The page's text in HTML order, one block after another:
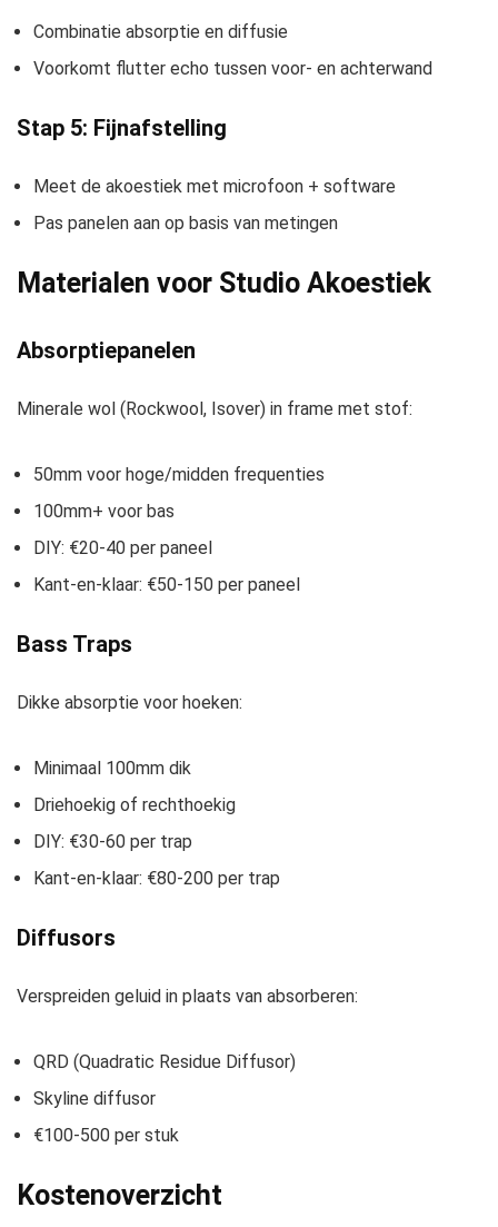
Combinatie absorptie en diffusie
Voorkomt flutter echo tussen voor- en achterwand
Stap 5: Fijnafstelling
Meet de akoestiek met microfoon + software
Pas panelen aan op basis van metingen
Materialen voor Studio Akoestiek
Absorptiepanelen
Minerale wol (Rockwool, Isover) in frame met stof:
50mm voor hoge/midden frequenties
100mm+ voor bas
DIY: €20-40 per paneel
Kant-en-klaar: €50-150 per paneel
Bass Traps
Dikke absorptie voor hoeken:
Minimaal 100mm dik
Driehoekig of rechthoekig
DIY: €30-60 per trap
Kant-en-klaar: €80-200 per trap
Diffusors
Verspreiden geluid in plaats van absorberen:
QRD (Quadratic Residue Diffusor)
Skyline diffusor
€100-500 per stuk
Kostenoverzicht